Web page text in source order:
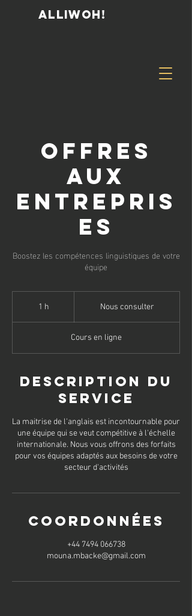
ALLIWOH!
Offres
aux
entrepris
es
Boostez les compétences linguistiques de votre
équipe
1 h Nous consulter
Cours en ligne
Description du
service
La maitrise de l'anglais est incontournable pour
une équipe qui se veut compétitive à l'échelle
internationale. Nous vous offrons des forfaits
pour vos équipes adaptés aux besoins de votre
secteur d'activités
Coordonnées
+44 7494 066738
mouna.mbacke@gmail.com